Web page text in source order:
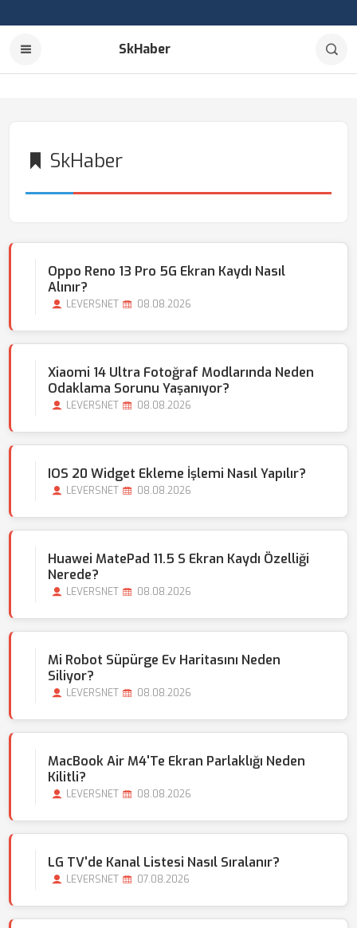
SkHaber
SkHaber
Oppo Reno 13 Pro 5G Ekran Kaydı Nasıl
Alınır?
LEVERSNET 08.08.2026
Xiaomi 14 Ultra Fotoğraf Modlarında Neden
Odaklama Sorunu Yaşanıyor?
LEVERSNET 08.08.2026
IOS 20 Widget Ekleme İşlemi Nasıl Yapılır?
LEVERSNET 08.08.2026
Huawei MatePad 11.5 S Ekran Kaydı Özelliği
Nerede?
LEVERSNET 08.08.2026
Mi Robot Süpürge Ev Haritasını Neden
Siliyor?
LEVERSNET 08.08.2026
MacBook Air M4'te Ekran Parlaklığı Neden
Kilitli?
LEVERSNET 08.08.2026
LG TV'de Kanal Listesi Nasıl Sıralanır?
LEVERSNET 07.08.2026